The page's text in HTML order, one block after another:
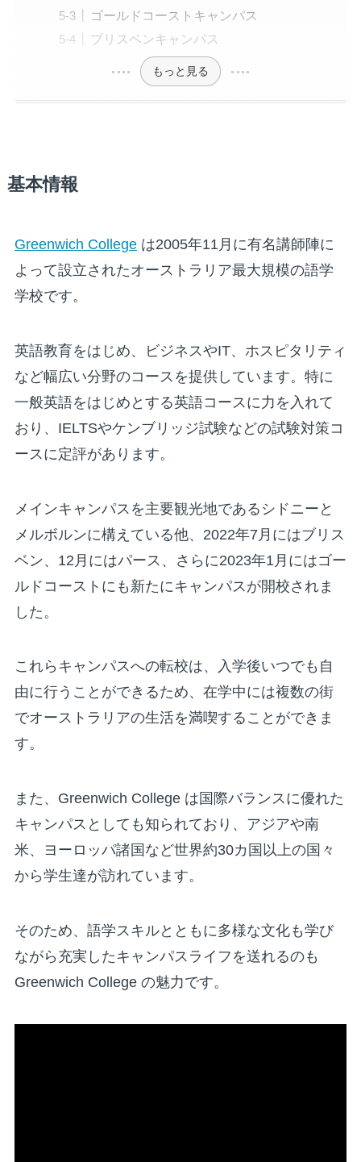
ゴールドコーストキャンパス
ブリスベンキャンパス
もっと見る
基本情報
Greenwich Collegeは2005年11月に有名講師陣に
よって設立されたオーストラリア最大規模の語学
学校です。
英語教育をはじめ、ビジネスやIT、ホスピタリティ
など幅広い分野のコースを提供しています。特に
一般英語をはじめとする英語コースに力を入れて
おり、IELTSやケンブリッジ試験などの試験対策コ
ースに定評があります。
メインキャンパスを主要観光地であるシドニーと
メルボルンに構えている他、2022年7月にはブリス
ベン、12月にはパース、さらに2023年1月にはゴー
ルドコーストにも新たにキャンパスが開校されま
した。
これらキャンパスへの転校は、入学後いつでも自
由に行うことができるため、在学中には複数の街
でオーストラリアの生活を満喫することができま
す。
また、Greenwich College は国際バランスに優れた
キャンパスとしても知られており、アジアや南
米、ヨーロッパ諸国など世界約30カ国以上の国々
から学生達が訪れています。
そのため、語学スキルとともに多様な文化も学び
ながら充実したキャンパスライフを送れるのも
Greenwich College の魅力です。